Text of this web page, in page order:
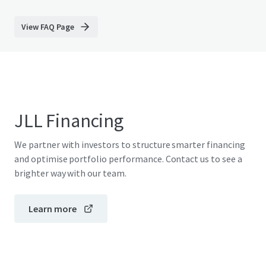
View FAQ Page
JLL Financing
We partner with investors to structure smarter financing
and optimise portfolio performance. Contact us to see a
brighter way with our team.
Learn more